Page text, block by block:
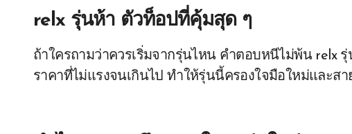
relx รุ่นห้า ตัวท็อปที่คุ้มสุด ๆ
ถ้าใครถามว่าควรเริ่มจากรุ่นไหน คำตอบหนีไม่พ้น relx
ราคาที่ไม่แรงจนเกินไป ทำให้รุ่นนี้ครองใจมือใหม่และส